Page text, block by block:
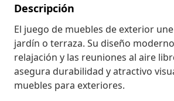
Descripción
El juego de muebles de exterior
jardín o terraza. Su diseño
relajación y las reuniones al aire
asegura durabilidad y atractivo
muebles para exteriores.